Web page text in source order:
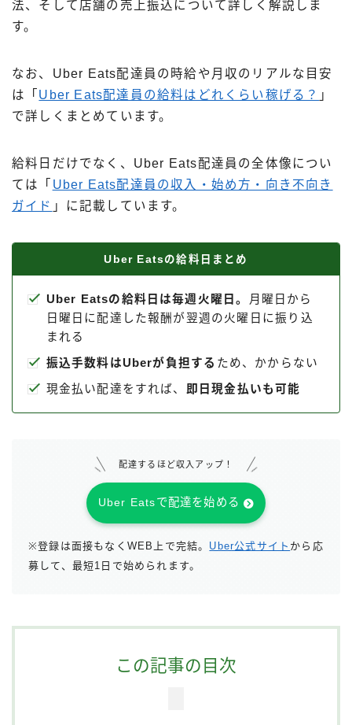
menu
法、そして店舗の売上振込について詳しく解説しま
す。
なお、Uber Eats配達員の時給や月収のリアルな目安
は「 Uber Eats配達員の給料はどれくらい稼げる？ 」
で詳しくまとめています。
給料日だけでなく、Uber Eats配達員の全体像につい
ては「 Uber Eats配達員の収入・始め方・向き不向き
ガイド 」に記載しています。
Uber Eatsの給料日まとめ
Uber Eatsの給料日は毎週火曜日。
月曜日から
日曜日に配達した報酬が翌週の火曜日に振り込
まれる
振込手数料はUberが負担する ため、かからない
現金払い配達をすれば、 即日現金払いも可能
配達するほど収入アップ！
Uber Eatsで配達を始める
※登録は面接もなくWEB上で完結。 Uber公式サイト から応
募して、最短1日で始められます。
この記事の目次